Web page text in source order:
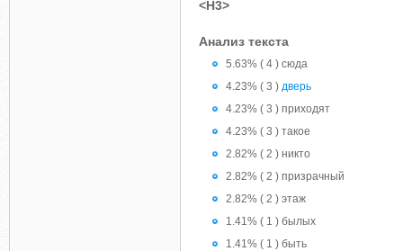
<H3>
Анализ текста
5.63% ( 4 ) сюда
4.23% ( 3 ) дверь
4.23% ( 3 ) приходят
4.23% ( 3 ) такое
2.82% ( 2 ) никто
2.82% ( 2 ) призрачный
2.82% ( 2 ) этаж
1.41% ( 1 ) былых
1.41% ( 1 ) быть